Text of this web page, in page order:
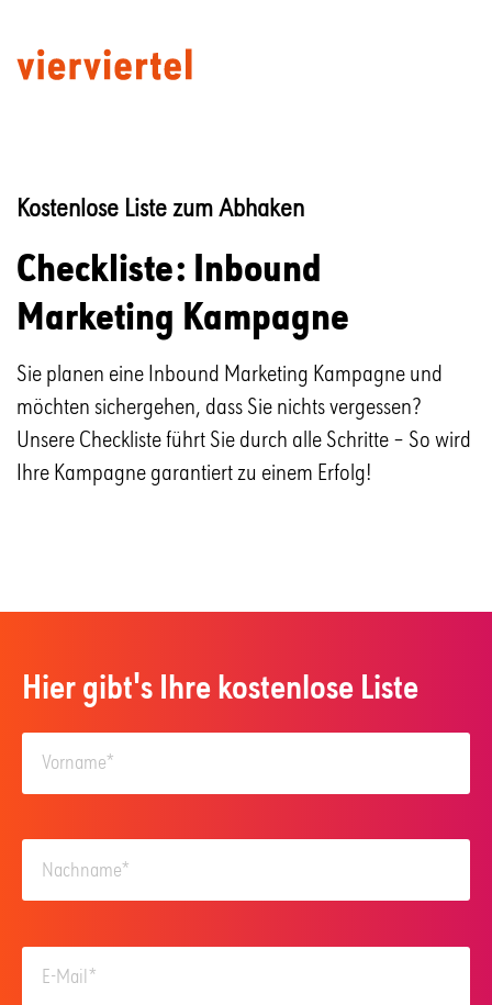
Kostenlose Liste zum Abhaken
Checkliste: Inbound
Marketing Kampagne
Sie planen eine Inbound Marketing Kampagne und
möchten sichergehen, dass Sie nichts vergessen?
Unsere Checkliste führt Sie durch alle Schritte – So wird
Ihre Kampagne garantiert zu einem Erfolg!
Hier gibt's Ihre kostenlose Liste